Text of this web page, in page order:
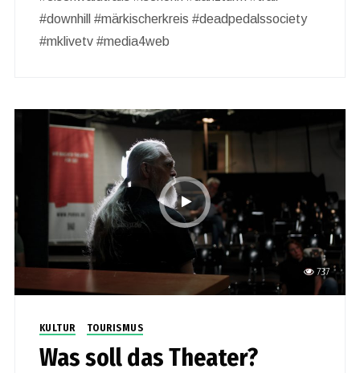
#downhill #märkischerkreis #deadpedalssociety
#mklivetv #media4web
737
KULTUR TOURISMUS
Was soll das Theater?